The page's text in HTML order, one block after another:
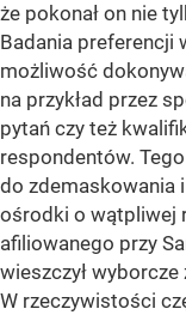
że pokonał on nie
Badania preferencji
możliwość
na przykład przez
pytań czy też
respondentów.
do zdemaskowania
ośrodki o wątpliwej
afiliowanego przy
wieszczył
W rzeczywistości